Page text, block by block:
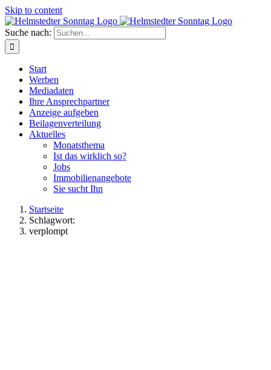
Skip to content
Suche nach:
Start
Werben
Mediadaten
Ihre Ansprechpartner
Anzeige aufgeben
Beilagenverteilung
Aktuelles
Monatsthema
Ist das wirklich so?
Jobs
Immobilienangebote
Sie sucht Ihn
Startseite
Schlagwort:
verplompt